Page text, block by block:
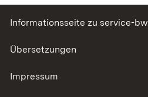
Informationsseite zu service-bw
Übersetzungen
Impressum